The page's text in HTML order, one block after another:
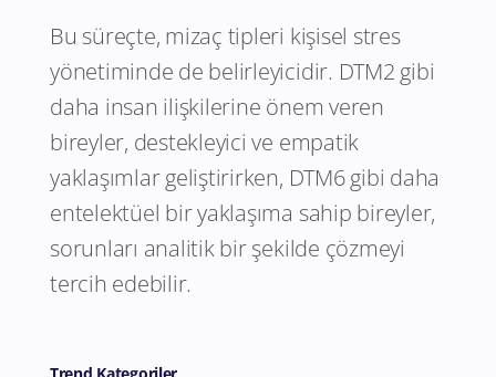
Bu süreçte, mizaç tipleri kişisel stres
yönetiminde de belirleyicidir. DTM2 gibi
daha insan ilişkilerine önem veren
bireyler, destekleyici ve empatik
yaklaşımlar geliştirirken, DTM6 gibi daha
entelektüel bir yaklaşıma sahip bireyler,
sorunları analitik bir şekilde çözmeyi
tercih edebilir.